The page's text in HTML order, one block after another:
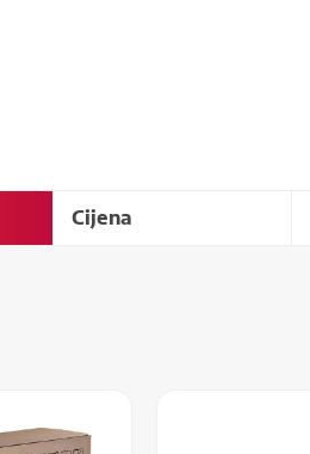
Cijena